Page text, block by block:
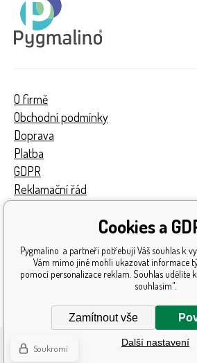
O firmě
Obchodní podmínky
Doprava
Platba
GDPR
Reklamační řád
Získaná ocenění
Katalog hraček
Mapa stránek
Cookies a
Pygmalino a partneři potřebují Váš souhlas k
Vám mimo jiné mohli ukazovat informace
pomocí personalizace reklam. Souhlas udělíte
souhlasím".
Zamítnout vše
Další nastavení
Soukromí